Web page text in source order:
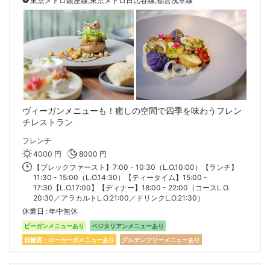
ヴィーガンメニューも！癒しの空間で四季を味わうフレン
チレストラン
フレンチ
4000 円
8000 円
【ブレックファースト】7:00 - 10:30（L.O.10:00）【ランチ】
11:30 - 15:00（L.O.14:30）【ティータイム】15:00 -
17:30【L.O.17:00】【ディナー】18:00 - 22:00（コースL.O.
20:30／アラカルトL.O.21:00／ドリンクL.O.21:30）
休業日
年中無休
ビーガンメニューあり
ベジタリアンメニューあり
低糖質・ローカーボメニューあり
グルテンフリーメニューあり